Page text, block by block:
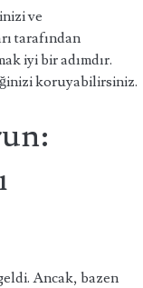
ve
tarafından
iyi bir adımdır.
koruyabilirsiniz.
Ancak, bazen